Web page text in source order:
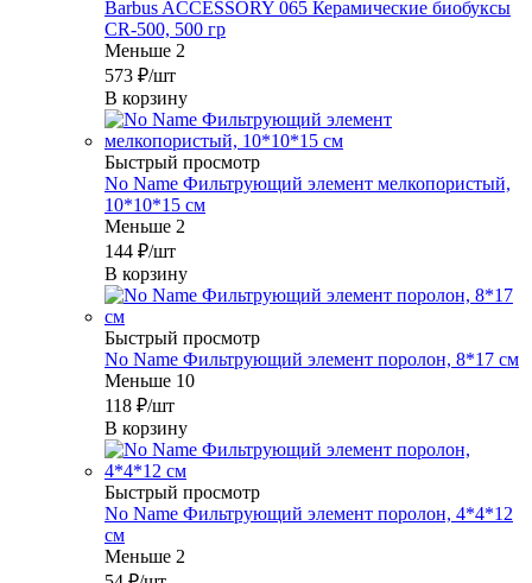
Barbus ACCESSORY 065 Керамические биобуксы
CR-500, 500 гр
Меньше 2
573 ₽/шт
В корзину
Быстрый просмотр
No Name Фильтрующий элемент мелкопористый,
10*10*15 см
Меньше 2
144 ₽/шт
В корзину
Быстрый просмотр
No Name Фильтрующий элемент поролон, 8*17 см
Меньше 10
118 ₽/шт
В корзину
Быстрый просмотр
No Name Фильтрующий элемент поролон, 4*4*12
см
Меньше 2